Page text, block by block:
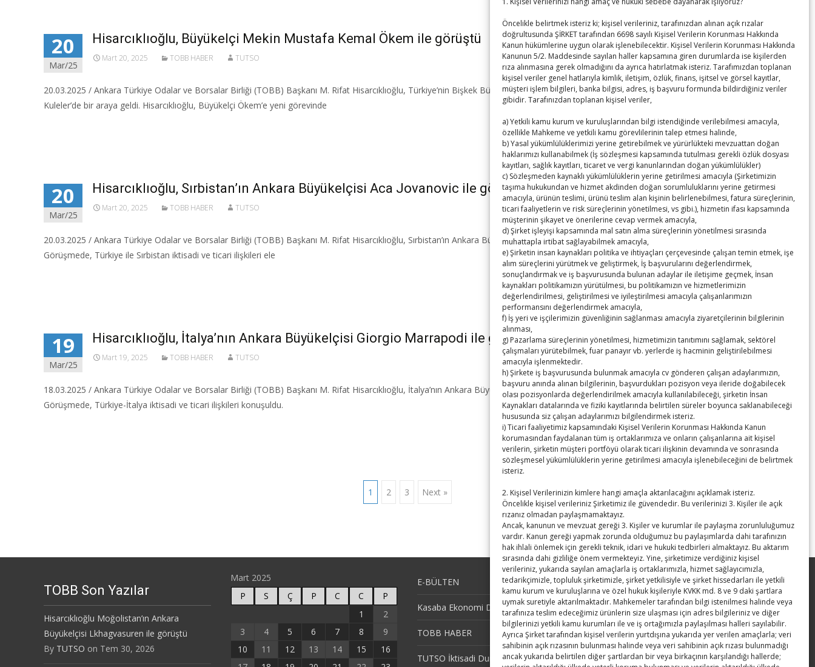
Öncelikle belirtmek isteriz ki; kişisel verileriniz, tarafınızdan alınan açık rızalar
doğrultusunda ŞİRKET tarafından 6698 sayılı Kişisel Verilerin Korunması Hakkında
Kanun hükümlerine uygun olarak işlenebilecektir. Kişisel Verilerin Korunması Hakkında
Kanunun 5/2. Maddesinde sayılan haller kapsamına giren durumlarda ise kişilerden
rıza alınmasına gerek olmadığını da ayrıca hatırlatmak isteriz. Tarafımızdan toplanan
kişisel veriler genel hatlarıyla kimlik, iletişim, özlük, finans, işitsel ve görsel kayıtlar,
müşteri işlem bilgileri, banka bilgisi, adres, iş başvuru formunda bildirdiğiniz veriler
gibidir. Tarafınızdan toplanan kişisel veriler,
a) Yetkili kamu kurum ve kuruluşlarından bilgi istendiğinde verilebilmesi amacıyla,
özellikle Mahkeme ve yetkili kamu görevlilerinin talep etmesi halinde,
b) Yasal yükümlülüklerimizi yerine getirebilmek ve yürürlükteki mevzuattan doğan
haklarımızı kullanabilmek (İş sözleşmesi kapsamında tutulması gerekli özlük dosyası
kayıtları, sağlık kayıtları, ticaret ve vergi kanunlarından doğan yükümlülükler)
c) Sözleşmeden kaynaklı yükümlülüklerin yerine getirilmesi amacıyla (Şirketimizin
taşıma hukukundan ve hizmet akdinden doğan sorumluluklarını yerine getirmesi
amacıyla, ürünün teslimi, ürünü teslim alan kişinin belirlenebilmesi, fatura süreçlerinin,
ticari faaliyetlerin ve risk süreçlerinin yönetilmesi, vs gibi.), hizmetin ifası kapsamında
müşterinin şikayet ve önerilerine cevap vermek amacıyla,
d) Şirket işleyişi kapsamında mal satın alma süreçlerinin yönetilmesi sırasında
muhattapla irtibat sağlayabilmek amacıyla,
e) Şirketin insan kaynakları politika ve ihtiyaçları çerçevesinde çalışan temin etmek, işe
alım süreçlerini yürütmek ve geliştirmek, İş başvurularını değerlendirmek,
sonuçlandırmak ve iş başvurusunda bulunan adaylar ile iletişime geçmek, İnsan
kaynakları politikamızın yürütülmesi, bu politikamızın ve hizmetlerimizin
değerlendirilmesi, geliştirilmesi ve iyileştirilmesi amacıyla çalışanlarımızın
performansını değerlendirmek amacıyla,
f) İş yeri ve işçilerimizin güvenliğinin sağlanması amacıyla ziyaretçilerinin bilgilerinin
alınması,
g) Pazarlama süreçlerinin yönetilmesi, hizmetimizin tanıtımını sağlamak, sektörel
çalışmaları yürütebilmek, fuar panayır vb. yerlerde iş hacminin geliştirilebilmesi
amacıyla işlenmektedir.
h) Şirkete iş başvurusunda bulunmak amacıyla cv gönderen çalışan adaylarımızın,
başvuru anında alınan bilgilerinin, başvurdukları pozisyon veya ileride doğabilecek
olası pozisyonlarda değerlendirilmek amacıyla kullanılabileceği, şirketin İnsan
Kaynakları datalarında ve fiziki kayıtlarında belirtilen süreler boyunca saklanabileceği
hususunda siz çalışan adaylarımızı bilgilendirmek isteriz.
i) Ticari faaliyetimiz kapsamındaki Kişisel Verilerin Korunması Hakkında Kanun
korumasından faydalanan tüm iş ortaklarımıza ve onların çalışanlarına ait kişisel
verilerin, şirketin müşteri portföyü olarak ticari ilişkinin devamında ve sonrasında
sözleşmesel yükümlülüklerin yerine getirilmesi amacıyla işlenebileceğini de belirtmek
isteriz.
2. Kişisel Verilerinizin kimlere hangi amaçla aktarılacağını açıklamak isteriz.
Öncelikle kişisel verileriniz Şirketimiz ile güvendedir. Bu verilerinizi 3. Kişiler ile açık
rızanız olmadan paylaşmamaktayız.
Ancak, kanunun ve mevzuat gereği 3. Kişiler ve kurumlar ile paylaşma zorunluluğumuz
vardır. Kanun gereği yapmak zorunda olduğumuz bu paylaşımlarda dahi tarafınızın
hak ihlali önlemek için gerekli teknik, idari ve hukuki tedbirleri almaktayız. Bu aktarım
sırasında dahi gizliliğe önem vermekteyiz. Yine, şirketimize verdiğiniz kişisel
verileriniz, yukarıda sayılan amaçlarla iş ortaklarımızla, hizmet sağlayıcımızla,
tedarikçimizle, topluluk şirketimizle, şirket yetkilisiyle ve şirket hissedarları ile yetkili
kamu kurum ve kuruluşlarına ve özel hukuk kişileriyle KVKK md. 8 ve 9 daki şartlara
uymak suretiyle aktarılmaktadır. Mahkemeler tarafından bilgi istenilmesi halinde veya
tarafınıza teslim edeceğimiz ürünlerin size ulaşması için adres bilgileriniz ve diğer
bilgilerinizi yetkili kamu kurumları ile ve iş ortağımızla paylaşılması halleri sayılabilir.
Ayrıca Şirket tarafından kişisel verilerin yurtdışına yukarıda yer verilen amaçlarla; veri
sahibinin açık rızasının bulunması halinde veya veri sahibinin açık rızası bulunmadığı
ancak yukarıda belirtilen diğer şartlardan bir veya birkaçının karşılandığı hallerde;
20
Mar/25
Hisarcıklıoğlu, Büyükelçi Mekin Mustafa Kemal Ökem ile görüştü
Mart 20, 2025 TOBB HABER TUTSO
20.03.2025 / Ankara Türkiye Odalar ve Borsalar Birliği (TOBB) Başkanı M. Rifat Hisarcıklıoğlu, Türkiye’nin Bişkek Büyükelçisi olarak atanan Mekin Mustafa Kemal Ökem ile TOBB İkiz
Kuleler’de bir araya geldi. Hisarcıklıoğlu, Büyükelçi Ökem’e yeni görevinde
20
Mar/25
Hisarcıklıoğlu, Sırbistan’ın Ankara Büyükelçisi Aca Jovanovic ile görüştü
Mart 20, 2025 TOBB HABER TUTSO
20.03.2025 / Ankara Türkiye Odalar ve Borsalar Birliği (TOBB) Başkanı M. Rifat Hisarcıklıoğlu, Sırbistan’ın Ankara Büyükelçisi Aca Jovanovic ile TOBB İkiz Kuleler’de bir araya geldi.
Görüşmede, Türkiye ile Sırbistan iktisadi ve ticari ilişkileri ele
19
Mar/25
Hisarcıklıoğlu, İtalya’nın Ankara Büyükelçisi Giorgio Marrapodi ile görüştü
Mart 19, 2025 TOBB HABER TUTSO
18.03.2025 / Ankara Türkiye Odalar ve Borsalar Birliği (TOBB) Başkanı M. Rifat Hisarcıklıoğlu, İtalya’nın Ankara Büyükelçisi Giorgio Marrapodi ile TOBB İkiz Kuleler’de bir araya geldi.
Görüşmede, Türkiye-İtalya iktisadi ve ticari ilişkileri konuşuldu.​
1 2 3 Next »
TOBB Son Yazılar
Hisarcıklıoğlu Moğolistan’ın Ankara
Büyükelçisi Lkhagvasuren ile görüştü
By TUTSO on Tem 30, 2026
Mart 2025
P
S Ç P C C
P
1
2
3
4 5 6 7 8
9
10
11 12 13 14 15
16
E-BÜLTEN
Kasaba Ekonomi Dergisi
TOBB HABER
TUTSO İktisadi Durum Raporu
Hisarcıklıoğlu Moğolistan’ın Ankara
Büyükelçisi Lkhagvasuren ile görüştü
TOBB İş Dünyası Yapay Zeka Zirvesi
yapıldı
Memur-Sen Genel Başkanı Ali Yalçın’a